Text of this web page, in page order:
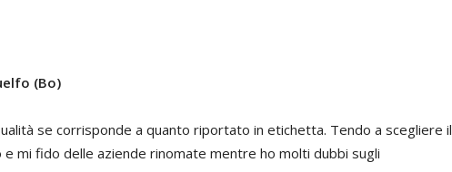
(Bo)
se corrisponde a quanto riportato in etichetta. Tendo a scegliere il
mi fido delle aziende rinomate mentre ho molti dubbi sugli